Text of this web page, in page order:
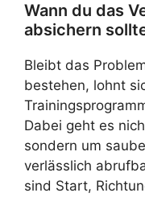
Wann du das
absichern
Bleibt das
bestehen, lohnt
Dabei geht es
sondern um
verlässlich
sind Start,